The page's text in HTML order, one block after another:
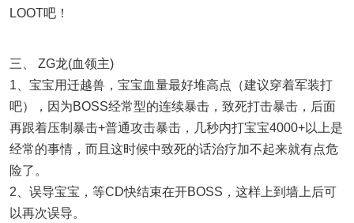
LOOT吧！
三、 ZG龙(血领主)
1、宝宝用迁越兽，宝宝血量最好堆高点（建议穿着军装打
吧），因为BOSS经常型的连续暴击，致死打击暴击，后面
再跟着压制暴击+普通攻击暴击，几秒内打宝宝4000+以上是
经常的事情，而且这时候中致死的话治疗加不起来就有点危
险了。
2、误导宝宝，等CD快结束在开BOSS，这样上到墙上后可
以再次误导。